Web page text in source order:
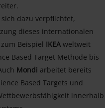
sich dazu verpflichtet,
dieses internationalen
Beispiel IKEA weltweit
Based Target Methode bis
Mondi arbeitet bereits
Based Targets und
innerhalb